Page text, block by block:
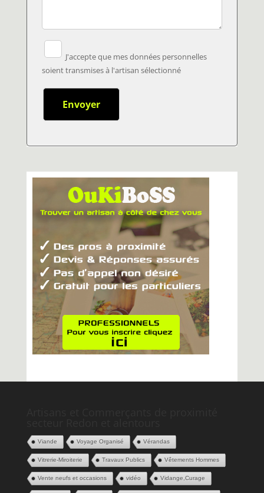
J'accepte que mes données personnelles
soient transmises à l'artisan sélectionné
Viande Voyage Organisé Vérandas
Vitrerie-Miroiterie Travaux Publics Vêtements Hommes
Vente neufs et occasions vidéo Vidange,Curage